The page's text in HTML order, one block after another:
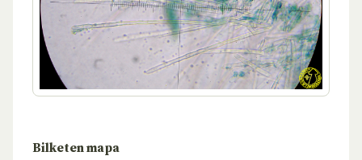
Bilketen mapa